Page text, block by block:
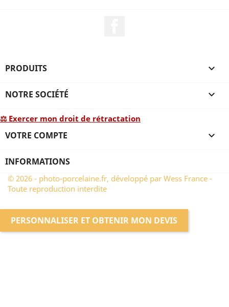
PRODUITS 
NOTRE SOCIÉTÉ 
⚖ Exercer mon droit de rétractation
VOTRE COMPTE 
INFORMATIONS
© 2026 - photo-porcelaine.fr, développé par Wess France -
Toute reproduction interdite
PERSONNALISER ET OBTENIR MON DEVIS